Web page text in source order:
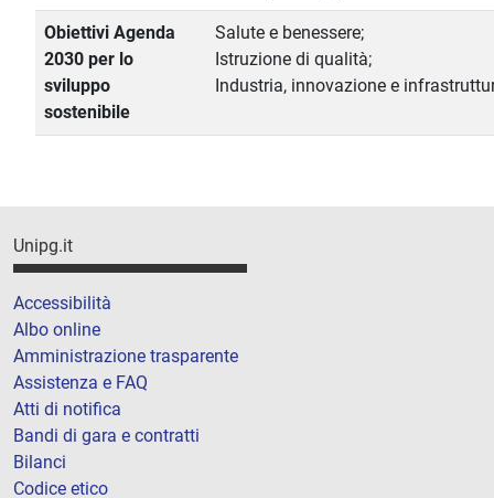
Obiettivi Agenda
2030 per lo
sviluppo
sostenibile
Salute e benessere;
Istruzione di qualità;
Industria, innovazione e
Unipg.it
Accessibilità
Albo online
Amministrazione trasparente
Assistenza e FAQ
Atti di notifica
Bandi di gara e contratti
Bilanci
Codice etico